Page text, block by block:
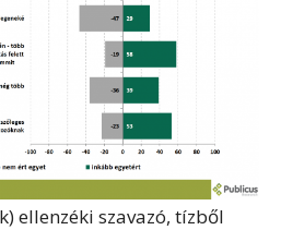
ellenzéki szavazó, tízből